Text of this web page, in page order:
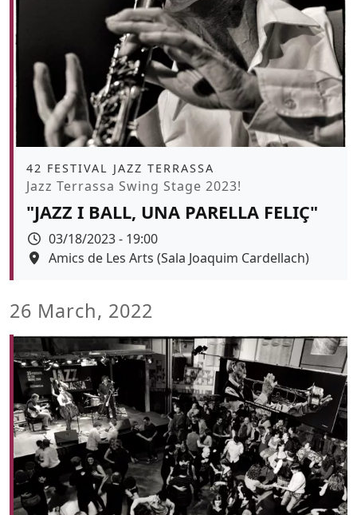
Àmbit
42 FESTIVAL JAZZ TERRASSA
Promoció
Jazz Terrassa Swing Stage 2023!
"JAZZ I BALL, UNA PARELLA FELIÇ"
Data
03/18/2023 - 19:00
Espai
Amics de Les Arts (Sala Joaquim Cardellach)
26 March, 2022